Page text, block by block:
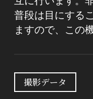
普段は目にする
ますので、この
撮影データ